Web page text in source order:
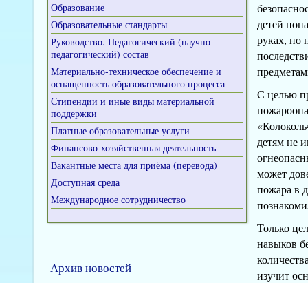
Образование
Образовательные стандарты
Руководство. Педагогический (научно-
педагогический) состав
Материально-техническое обеспечение и
оснащенность образовательного процесса
Стипендии и иные виды материальной
поддержки
Платные образовательные услуги
Финансово-хозяйственная деятельность
Вакантные места для приёма (перевода)
Доступная среда
Международное сотрудничество
Архив новостей
детей
руках, но
С целью
детям не
может
пожара в
Только
навыков
изучит